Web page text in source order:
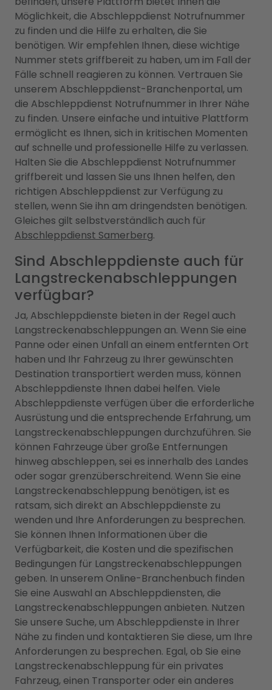
Möglichkeit, die Abschleppdienst Notrufnummer
zu finden und die Hilfe zu erhalten, die Sie
benötigen. Wir empfehlen Ihnen, diese wichtige
Nummer stets griffbereit zu haben, um im Fall der
Fälle schnell reagieren zu können. Vertrauen Sie
unserem Abschleppdienst-Branchenportal, um
die Abschleppdienst Notrufnummer in Ihrer Nähe
zu finden. Unsere einfache und intuitive Plattform
ermöglicht es Ihnen, sich in kritischen Momenten
auf schnelle und professionelle Hilfe zu verlassen.
Halten Sie die Abschleppdienst Notrufnummer
griffbereit und lassen Sie uns Ihnen helfen, den
richtigen Abschleppdienst zur Verfügung zu
stellen, wenn Sie ihn am dringendsten benötigen.
Gleiches gilt selbstverständlich auch für
Abschleppdienst Samerberg.
Sind Abschleppdienste auch für
Langstreckenabschleppungen
verfügbar?
Ja, Abschleppdienste bieten in der Regel auch
Langstreckenabschleppungen an. Wenn Sie eine
Panne oder einen Unfall an einem entfernten Ort
haben und Ihr Fahrzeug zu Ihrer gewünschten
Destination transportiert werden muss, können
Abschleppdienste Ihnen dabei helfen. Viele
Abschleppdienste verfügen über die erforderliche
Ausrüstung und die entsprechende Erfahrung, um
Langstreckenabschleppungen durchzuführen. Sie
können Fahrzeuge über große Entfernungen
hinweg abschleppen, sei es innerhalb des Landes
oder sogar grenzüberschreitend. Wenn Sie eine
Langstreckenabschleppung benötigen, ist es
ratsam, sich direkt an Abschleppdienste zu
wenden und Ihre Anforderungen zu besprechen.
Sie können Ihnen Informationen über die
Verfügbarkeit, die Kosten und die spezifischen
Bedingungen für Langstreckenabschleppungen
geben. In unserem Online-Branchenbuch finden
Sie eine Auswahl an Abschleppdiensten, die
Langstreckenabschleppungen anbieten. Nutzen
Sie unsere Suche, um Abschleppdienste in Ihrer
Nähe zu finden und kontaktieren Sie diese, um Ihre
Anforderungen zu besprechen. Egal, ob Sie eine
Langstreckenabschleppung für ein privates
Fahrzeug, einen Transporter oder ein anderes